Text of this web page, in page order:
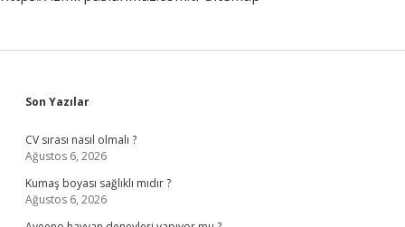
Sidebar
Son Yazılar
CV sırası nasıl olmalı ?
Ağustos 6, 2026
Kumaş boyası sağlıklı mıdır ?
Ağustos 6, 2026